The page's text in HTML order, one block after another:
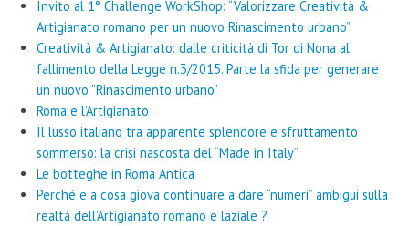
Invito al 1° Challenge WorkShop: “Valorizzare Creatività &
Artigianato romano per un nuovo Rinascimento urbano”
Creatività & Artigianato: dalle criticità di Tor di Nona al
fallimento della Legge n.3/2015. Parte la sfida per generare
un nuovo “Rinascimento urbano”
Roma e l’Artigianato
Il lusso italiano tra apparente splendore e sfruttamento
sommerso: la crisi nascosta del “Made in Italy”
Le botteghe in Roma Antica
Perché e a cosa giova continuare a dare “numeri” ambigui sulla
realtà dell’Artigianato romano e laziale ?